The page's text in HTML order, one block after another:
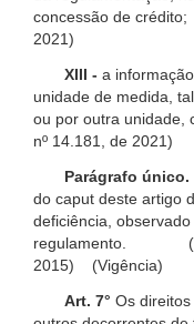
concessão de
2021)
XIII - a
unidade de medida,
ou por outra
nº 14.181, de 2021)
Parágrafo único.
do caput deste artigo
deficiência,
regulamento.
2015) (Vigência)
Art. 7° Os